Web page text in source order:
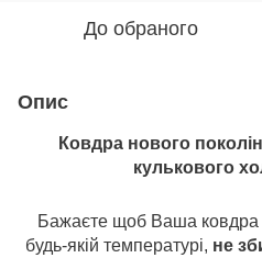
До обраного
Опис
Ковдра нового
кулькового
Бажаєте щоб Ваша ковдра
будь-якій температурі, не